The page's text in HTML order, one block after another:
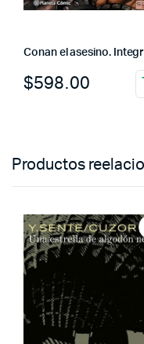
Conan el asesino.
$598.00
Productos